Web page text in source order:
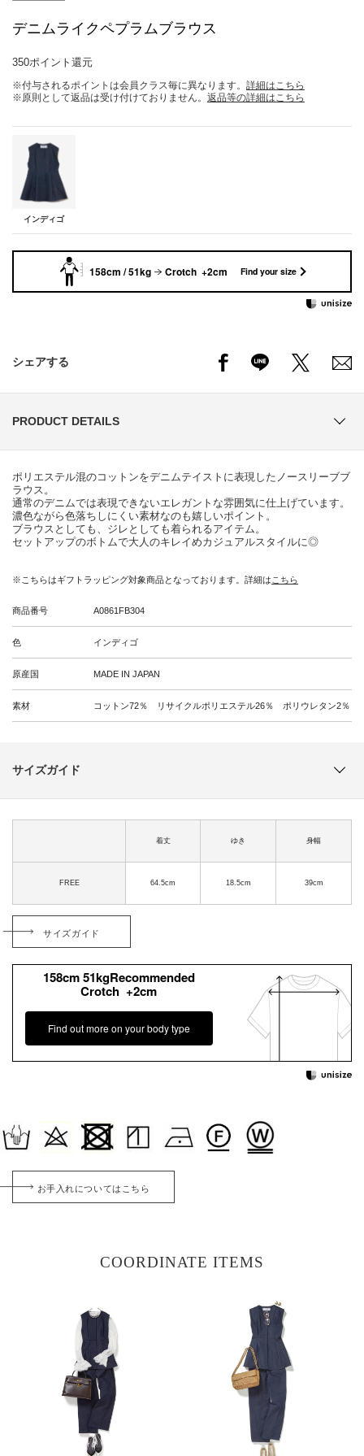
デニムライクペプラムブラウス
350ポイント還元
※付与されるポイントは会員クラス毎に異なります。 詳細はこちら
※原則として返品は受け付けておりません。 返品等の詳細はこちら
インディゴ
158cm / 51kg Crotch +2cm Find your size
シェアする
PRODUCT DETAILS
ポリエステル混のコットンをデニムテイストに表現したノースリーブブ
ラウス。
通常のデニムでは表現できないエレガントな雰囲気に仕上げています。
濃色ながら色落ちしにくい素材なのも嬉しいポイント。
ブラウスとしても、ジレとしても着られるアイテム。
セットアップのボトムで大人のキレイめカジュアルスタイルに◎
※こちらはギフトラッピング対象商品となっております。詳細は こちら
商品番号 A0861FB304
色 インディゴ
原産国 MADE IN JAPAN
素材 コットン72％ リサイクルポリエステル26％ ポリウレタン2％
サイズガイド
着丈 ゆき 身幅
FREE 64.5cm 18.5cm 39cm
サイズガイド
158cm 51kgRecommended
Crotch +2cm
Find out more on your body type
お手入れについてはこちら
COORDINATE ITEMS